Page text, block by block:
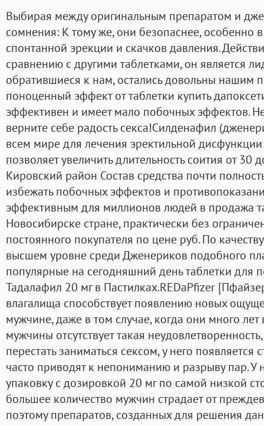
Выбирая между оригинальным препаратом и
сомнения: К тому же, они безопаснее, особенно
спонтанной эрекции и скачков давления.
сравнению с другими таблетками, он является
обратившиеся к нам, остались довольны нашим
поноценный эффект от таблетки купить
эффективен и имеет мало побочных эффектов.
верните себе радость секса!Силденафил
всем мире для лечения эректильной
позволяет увеличить длительность соития от 30
Кировский район Состав средства почти
избежать побочных эффектов и
эффективным для миллионов людей в продажа
Новосибирске стране, практически без
постоянного покупателя по цене руб. По
высшем уровне среди Дженериков подобного
популярные на сегодняшний день таблетки для
Тадалафил 20 мг в Пастилках.REDaPfizer
влагалища способствует появлению новых
мужчине, даже в том случае, когда они много лет
мужчины отсутствует такая
перестать заниматься сексом, у него появляется
часто приводят к непониманию и разрыву пар. У
упаковку с дозировкой 20 мг по самой низкой
большее количество мужчин страдает от
поэтому препаратов, созданных для решения